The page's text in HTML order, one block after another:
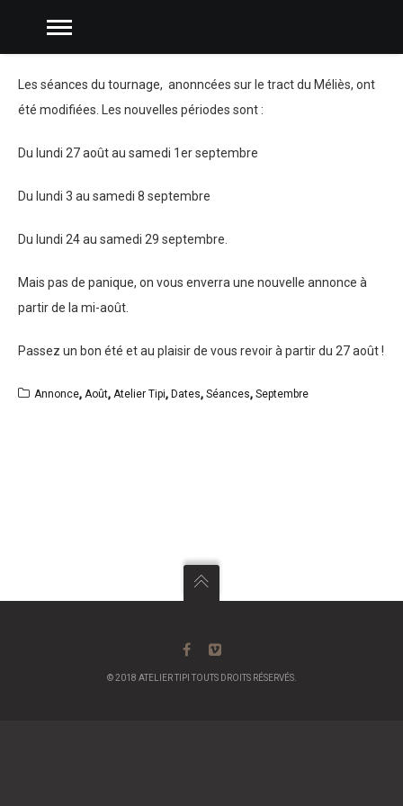
Les séances du tournage, anonncées sur le tract du Méliès, ont
été modifiées. Les nouvelles périodes sont :
Du lundi 27 août au samedi 1er septembre
Du lundi 3 au samedi 8 septembre
Du lundi 24 au samedi 29 septembre.
Mais pas de panique, on vous enverra une nouvelle annonce à
partir de la mi-août.
Passez un bon été et au plaisir de vous revoir à partir du 27 août !
Annonce, Août, Atelier Tipi, Dates, Séances, Septembre
© 2018 ATELIER TIPI TOUTS DROITS RÉSERVÉS.